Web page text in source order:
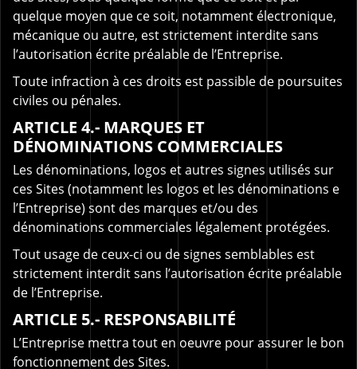
quelque moyen que ce soit, notamment électronique,
mécanique ou autre, est strictement interdite sans
l’autorisation écrite préalable de l’Entreprise.
Toute infraction à ces droits est passible de poursuites
civiles ou pénales.
ARTICLE 4.- MARQUES ET
DÉNOMINATIONS COMMERCIALES
Les dénominations, logos et autres signes utilisés sur
ces Sites (notamment les logos et les dénominations e
l’Entreprise) sont des marques et/ou des
dénominations commerciales légalement protégées.
Tout usage de ceux-ci ou de signes semblables est
strictement interdit sans l’autorisation écrite préalable
de l’Entreprise.
ARTICLE 5.- RESPONSABILITÉ
L’Entreprise mettra tout en oeuvre pour assurer le bon
fonctionnement des Sites.